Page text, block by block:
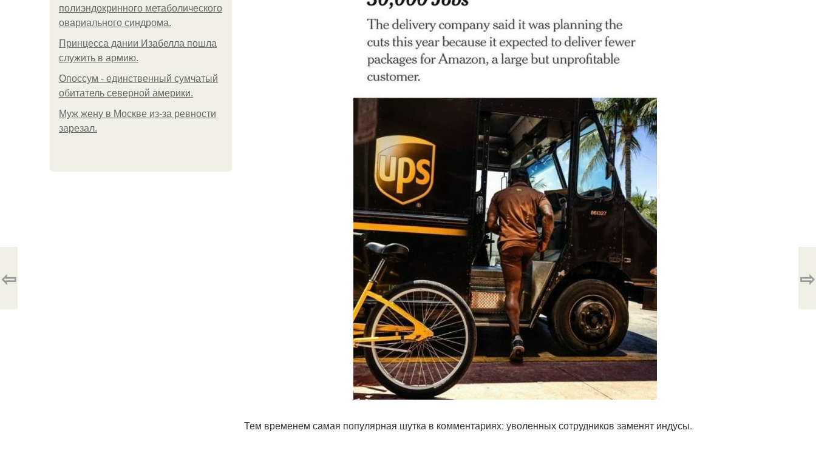
полиэндокринного метаболического
овариального синдрома.
Принцесса дании Изабелла пошла
служить в армию.
Опоссум - единственный сумчатый
обитатель северной америки.
Mуж жену в Москве из-за ревности
зарезал.
Тем временем самая популярная шутка в комментариях: уволенных сотрудников заменят индусы.
⇦ ⇨